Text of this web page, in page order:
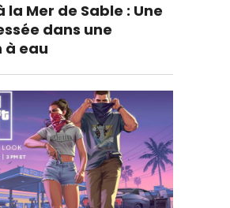
Mer de Sable : Une
dans une
eau